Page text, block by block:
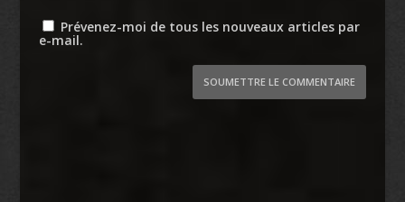
Prévenez-moi de tous les nouveaux articles par
e-mail.
SOUMETTRE LE COMMENTAIRE